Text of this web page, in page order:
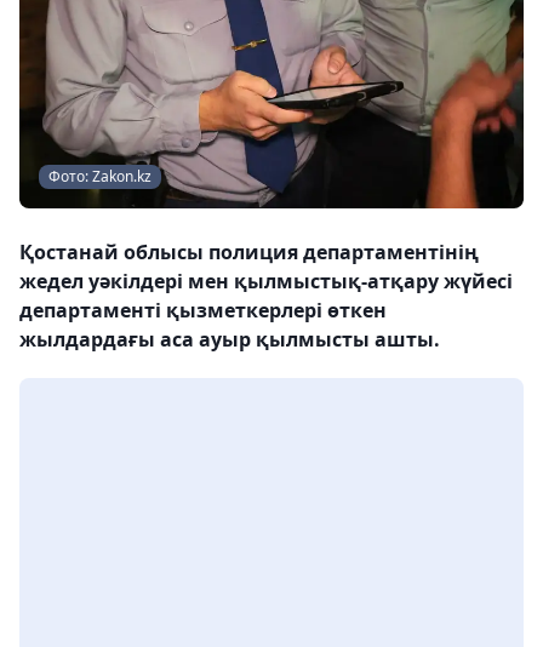
Фото: Zakon.kz
Қостанай облысы полиция департаментінің
жедел уәкілдері мен қылмыстық-атқару жүйесі
департаменті қызметкерлері өткен
жылдардағы аса ауыр қылмысты ашты.